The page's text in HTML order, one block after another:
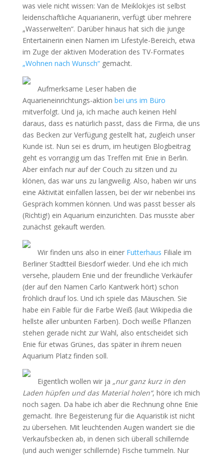
was viele nicht wissen: Van de Meiklokjes ist selbst
leidenschaftliche Aquarianerin, verfügt über mehrere
„Wasserwelten“. Darüber hinaus hat sich die junge
Entertainerin einen Namen im Lifestyle-Bereich, etwa
im Zuge der aktiven Moderation des TV-Formates
„Wohnen nach Wunsch“gemacht.
Aufmerksame Leser haben die
Aquarieneinrichtungs-aktion bei uns im Büro
mitverfolgt. Und ja, ich mache auch keinen Hehl
daraus, dass es natürlich passt, dass die Firma, die uns
das Becken zur Verfügung gestellt hat, zugleich unser
Kunde ist. Nun sei es drum, im heutigen Blogbeitrag
geht es vorrangig um das Treffen mit Enie in Berlin.
Aber einfach nur auf der Couch zu sitzen und zu
klönen, das war uns zu langweilig. Also, haben wir uns
eine Aktivität einfallen lassen, bei der wir nebenbei ins
Gespräch kommen können. Und was passt besser als
(Richtig!) ein Aquarium einzurichten. Das musste aber
zunächst gekauft werden.
Wir finden uns also in einerFutterhaus Filiale im
Berliner Stadtteil Biesdorf wieder. Und ehe ich mich
versehe, plaudern Enie und der freundliche Verkäufer
(der auf den Namen Carlo Kantwerk hört) schon
fröhlich drauf los. Und ich spiele das Mäuschen. Sie
habe ein Faible für die Farbe Weiß (laut Wikipedia die
hellste aller unbunten Farben). Doch weiße Pflanzen
stehen gerade nicht zur Wahl, also entscheidet sich
Enie für etwas Grünes, das später in ihrem neuen
Aquarium Platz finden soll.
Eigentlich wollen wir ja „nur ganz kurz in den
Laden hüpfen und das Material holen“, höre ich mich
noch sagen. Da habe ich aber die Rechnung ohne Enie
gemacht. Ihre Begeisterung für die Aquaristik ist nicht
zu übersehen. Mit leuchtenden Augen wandert sie die
Verkaufsbecken ab, in denen sich überall schillernde
(und auch weniger schillernde) Fische tummeln. Nur